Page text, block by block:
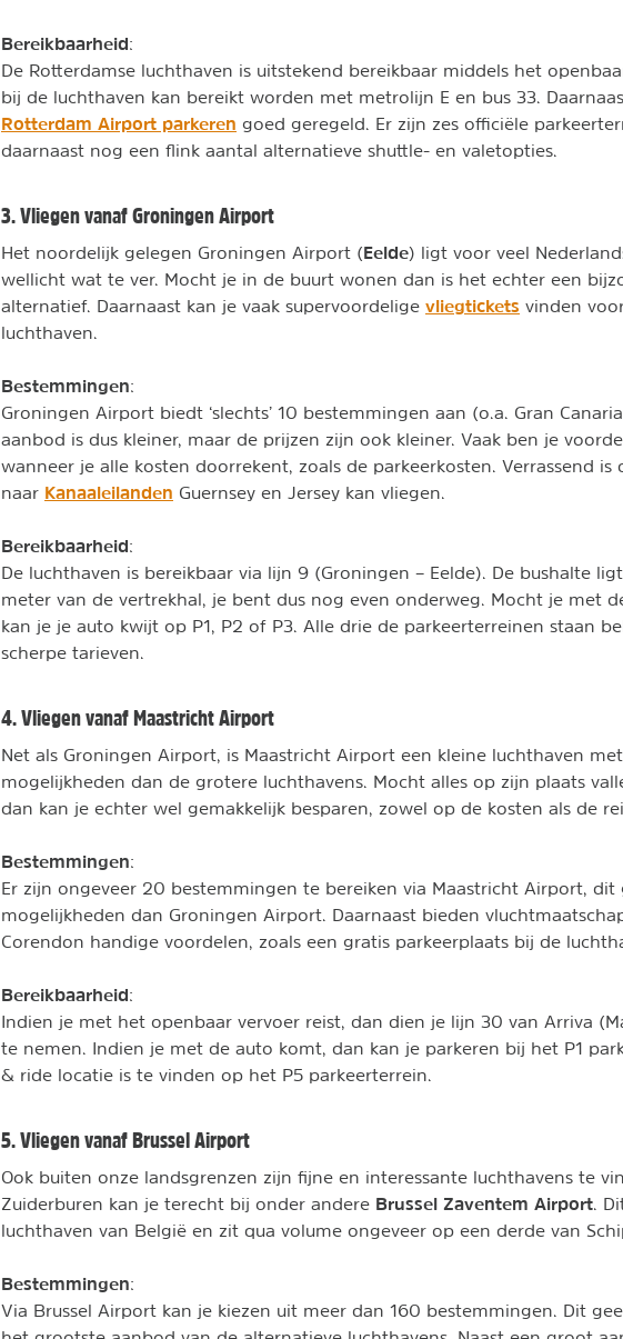
Bereikbaarheid:
De Rotterdamse luchthaven is uitstekend bereikbaar middels het
bij de luchthaven kan bereikt worden met metrolijn E en bus 33.
Rotterdam Airport parkeren goed geregeld. Er zijn zes officiële
daarnaast nog een flink aantal alternatieve shuttle- en valetopties.
3. Vliegen vanaf Groningen Airport
Het noordelijk gelegen Groningen Airport (Eelde) ligt voor veel
wellicht wat te ver. Mocht je in de buurt wonen dan is het echter een
alternatief. Daarnaast kan je vaak supervoordelige vliegtickets vinden
luchthaven.
Bestemmingen:
Groningen Airport biedt ‘slechts’ 10 bestemmingen aan (o.a. Gran
aanbod is dus kleiner, maar de prijzen zijn ook kleiner. Vaak ben je
wanneer je alle kosten doorrekent, zoals de parkeerkosten. Verrassend is
naar Kanaaleilanden Guernsey en Jersey kan vliegen.
Bereikbaarheid:
De luchthaven is bereikbaar via lijn 9 (Groningen – Eelde). De bushalte
meter van de vertrekhal, je bent dus nog even onderweg. Mocht je met
kan je je auto kwijt op P1, P2 of P3. Alle drie de parkeerterreinen staan
scherpe tarieven.
4. Vliegen vanaf Maastricht Airport
Net als Groningen Airport, is Maastricht Airport een kleine luchthaven
mogelijkheden dan de grotere luchthavens. Mocht alles op zijn plaats
dan kan je echter wel gemakkelijk besparen, zowel op de kosten als de
Bestemmingen:
Er zijn ongeveer 20 bestemmingen te bereiken via Maastricht Airport,
mogelijkheden dan Groningen Airport. Daarnaast bieden
Corendon handige voordelen, zoals een gratis parkeerplaats bij de
Bereikbaarheid:
Indien je met het openbaar vervoer reist, dan dien je lijn 30 van Arriva
te nemen. Indien je met de auto komt, dan kan je parkeren bij het P1
& ride locatie is te vinden op het P5 parkeerterrein.
5. Vliegen vanaf Brussel Airport
Ook buiten onze landsgrenzen zijn fijne en interessante luchthavens te
Zuiderburen kan je terecht bij onder andere Brussel Zaventem Airport .
luchthaven van België en zit qua volume ongeveer op een derde van
Bestemmingen:
Via Brussel Airport kan je kiezen uit meer dan 160 bestemmingen. Dit